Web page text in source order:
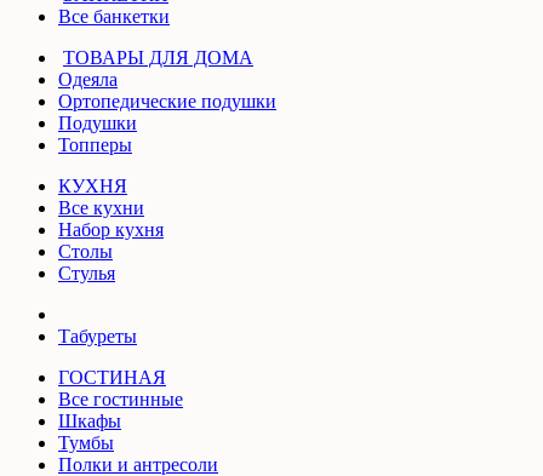
Все банкетки
ТОВАРЫ ДЛЯ ДОМА
Одеяла
Ортопедические подушки
Подушки
Топперы
КУХНЯ
Все кухни
Набор кухня
Столы
Стулья
Табуреты
ГОСТИНАЯ
Все гостинные
Шкафы
Тумбы
Полки и антресоли